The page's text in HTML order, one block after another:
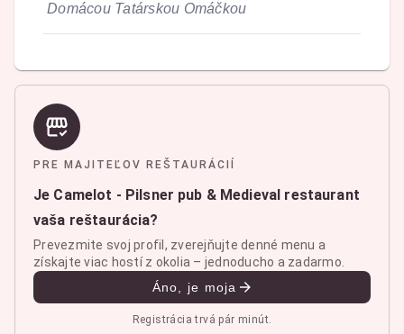
Domácou Tatárskou Omáčkou
PRE MAJITEĽOV REŠTAURÁCIÍ
Je Camelot - Pilsner pub & Medieval restaurant
vaša reštaurácia?
Prevezmite svoj profil, zverejňujte denné menu a
získajte viac hostí z okolia – jednoducho a zadarmo.
Áno, je moja
Registrácia trvá pár minút.